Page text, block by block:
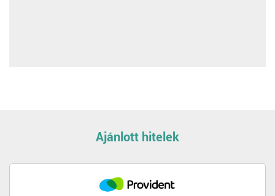
Ajánlott hitelek